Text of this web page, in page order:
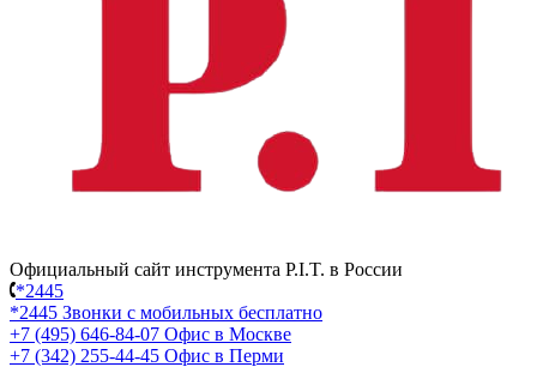
Официальный сайт инструмента P.I.T. в России
*2445
*2445 Звонки с мобильных бесплатно
+7 (495) 646-84-07 Офис в Москве
+7 (342) 255-44-45 Офис в Перми